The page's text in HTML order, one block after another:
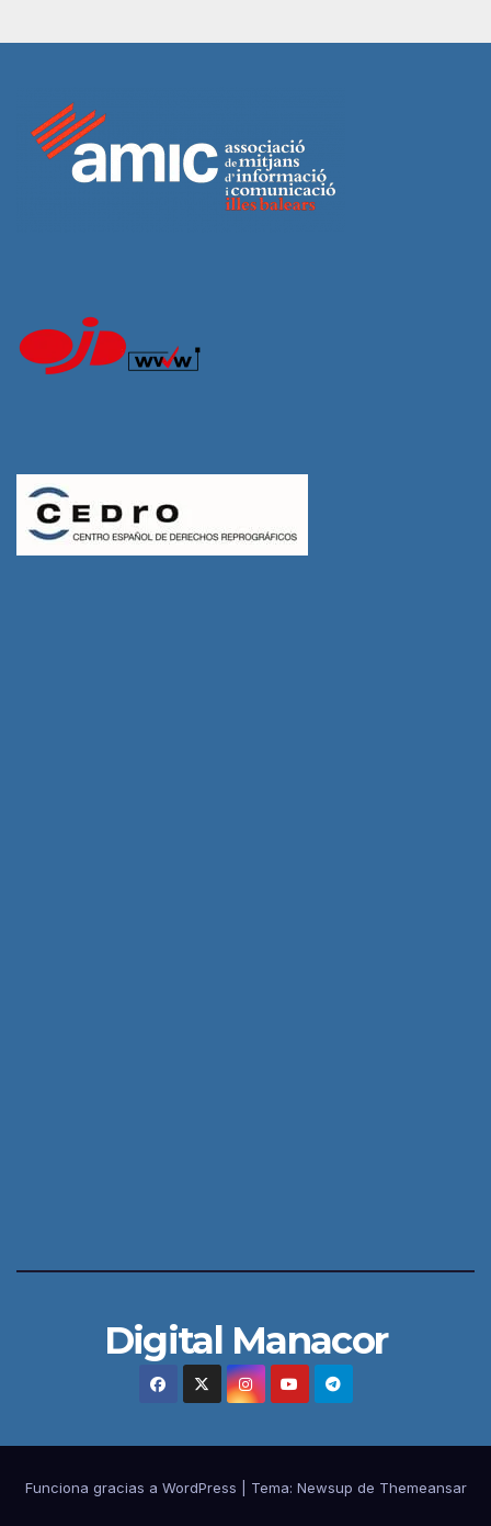
Digital Manacor
Funciona gracias a WordPress Tema: Newsup de Themeansar